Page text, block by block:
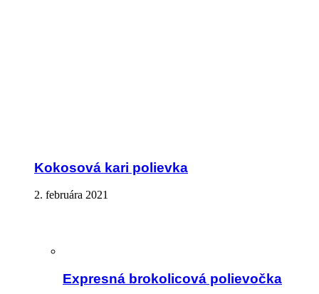
Kokosová kari polievka
2. februára 2021
Expresná brokolicová polievočka